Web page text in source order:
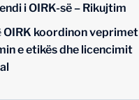
i OIRK-së – Rikujtim
OIRK koordinon veprimet
e etikës dhe licencimit